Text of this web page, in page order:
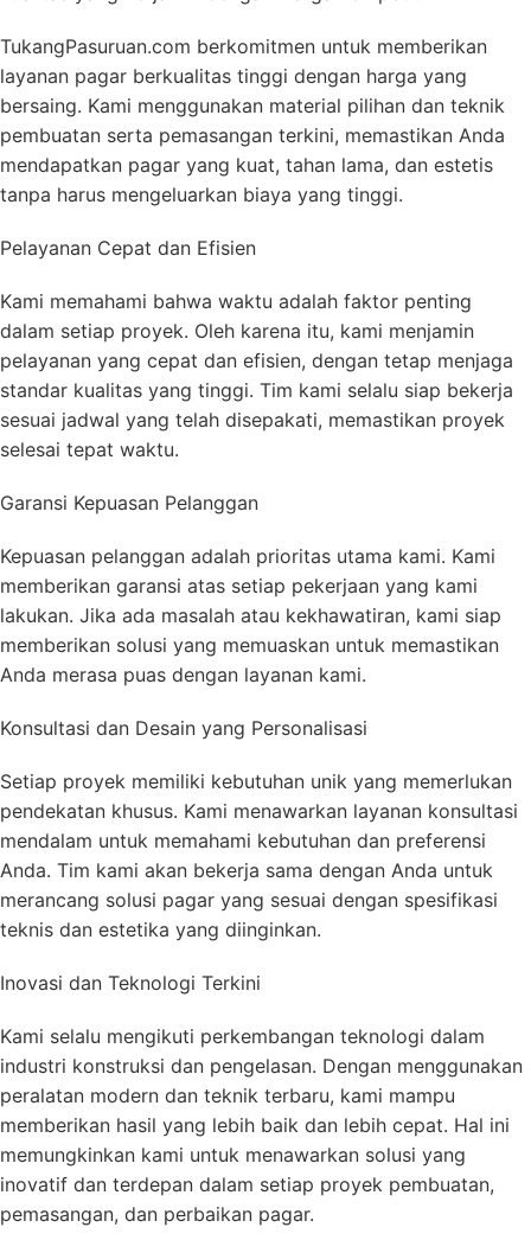
TukangPasuruan.com berkomitmen untuk memberikan
layanan pagar berkualitas tinggi dengan harga yang
bersaing. Kami menggunakan material pilihan dan teknik
pembuatan serta pemasangan terkini, memastikan Anda
mendapatkan pagar yang kuat, tahan lama, dan estetis
tanpa harus mengeluarkan biaya yang tinggi.
Pelayanan Cepat dan Efisien
Kami memahami bahwa waktu adalah faktor penting
dalam setiap proyek. Oleh karena itu, kami menjamin
pelayanan yang cepat dan efisien, dengan tetap menjaga
standar kualitas yang tinggi. Tim kami selalu siap bekerja
sesuai jadwal yang telah disepakati, memastikan proyek
selesai tepat waktu.
Garansi Kepuasan Pelanggan
Kepuasan pelanggan adalah prioritas utama kami. Kami
memberikan garansi atas setiap pekerjaan yang kami
lakukan. Jika ada masalah atau kekhawatiran, kami siap
memberikan solusi yang memuaskan untuk memastikan
Anda merasa puas dengan layanan kami.
Konsultasi dan Desain yang Personalisasi
Setiap proyek memiliki kebutuhan unik yang memerlukan
pendekatan khusus. Kami menawarkan layanan konsultasi
mendalam untuk memahami kebutuhan dan preferensi
Anda. Tim kami akan bekerja sama dengan Anda untuk
merancang solusi pagar yang sesuai dengan spesifikasi
teknis dan estetika yang diinginkan.
Inovasi dan Teknologi Terkini
Kami selalu mengikuti perkembangan teknologi dalam
industri konstruksi dan pengelasan. Dengan menggunakan
peralatan modern dan teknik terbaru, kami mampu
memberikan hasil yang lebih baik dan lebih cepat. Hal ini
memungkinkan kami untuk menawarkan solusi yang
inovatif dan terdepan dalam setiap proyek pembuatan,
pemasangan, dan perbaikan pagar.